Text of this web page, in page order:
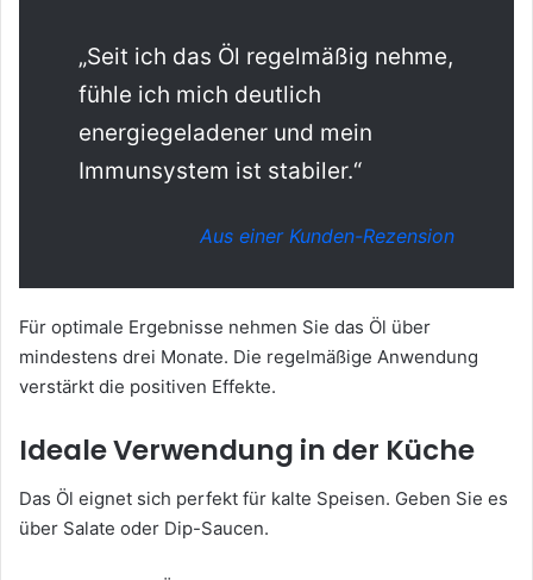
„Seit ich das Öl regelmäßig nehme,
fühle ich mich deutlich
energiegeladener und mein
Immunsystem ist stabiler.“
Aus einer Kunden-Rezension
Für optimale Ergebnisse nehmen Sie das Öl über
mindestens drei Monate. Die regelmäßige Anwendung
verstärkt die positiven Effekte.
Ideale Verwendung in der Küche
Das Öl eignet sich perfekt für kalte Speisen. Geben Sie es
über Salate oder Dip-Saucen.